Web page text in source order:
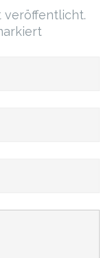
veröffentlicht.